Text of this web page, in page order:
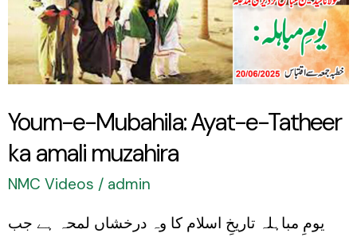
Youm-e-Mubahila: Ayat-e-Tatheer
ka amali muzahira
NMC Videos / admin
یومِ مباہلہ تاریخِ اسلام کا وہ درخشاں لمحہ ہے جب
e-
Tatheer
ka
muzahira